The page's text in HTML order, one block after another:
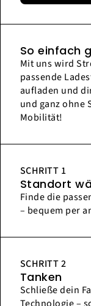
So einfach
Mit uns wird
passende
aufladen und
und ganz ohne
Mobilität!
SCHRITT 1
Standort
Finde die
– bequem per
SCHRITT 2
Tanken
Schließe dein